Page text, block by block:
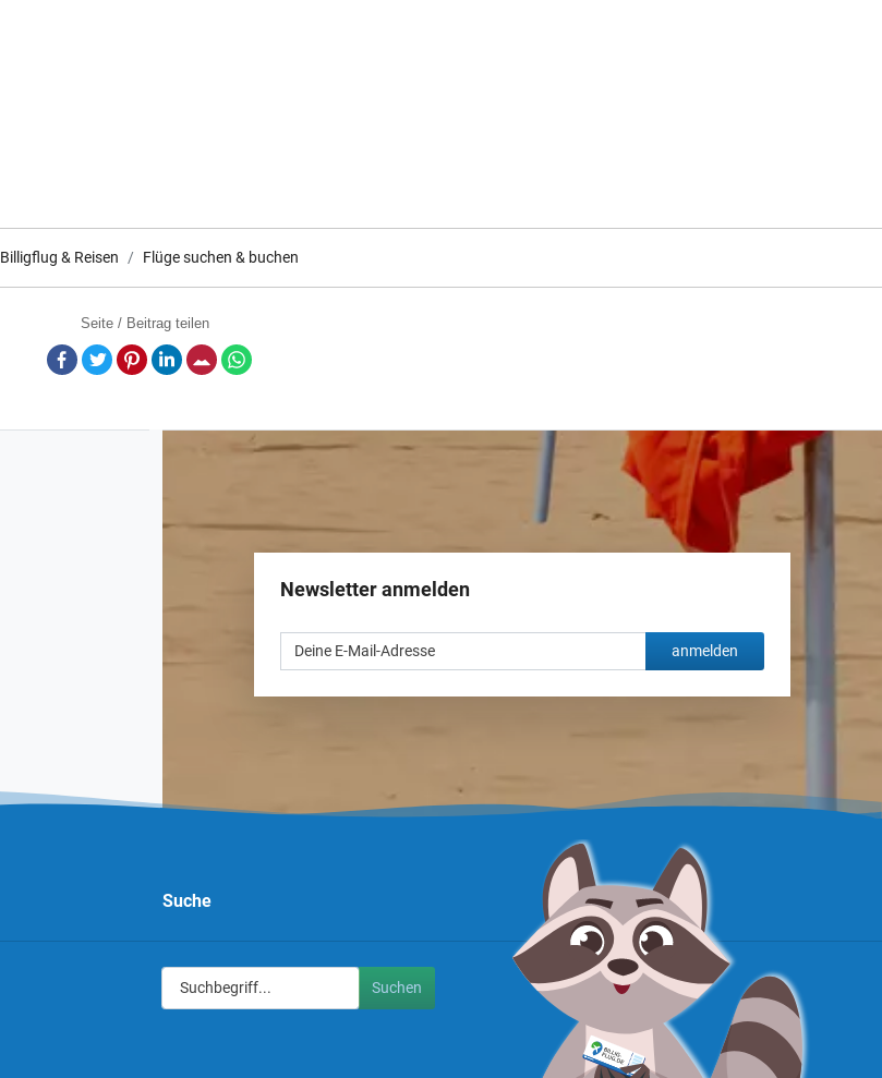
Billigflug & Reisen Flüge suchen & buchen
Seite / Beitrag teilen
Facebook
TwitterPinterestLinkedInE-Mail
Newsletter anmelden
anmelden
Suche
Suchen